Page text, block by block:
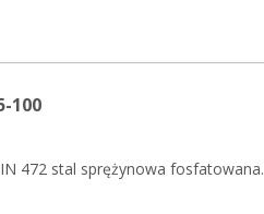
100
472 stal sprężynowa fosfatowana.